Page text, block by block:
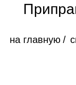
на главную /